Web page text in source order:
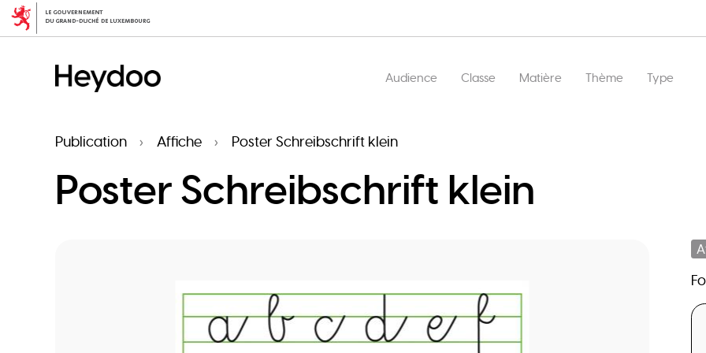
principal
Main
Audience Classe Matière Thème Type
Publication Affiche Poster Schreibschrift klein
Poster Schreibschrift klein